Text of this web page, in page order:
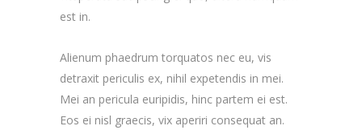
est in.
Alienum phaedrum torquatos nec eu, vis
detraxit periculis ex, nihil expetendis in mei.
Mei an pericula euripidis, hinc partem ei est.
Eos ei nisl graecis, vix aperiri consequat an.